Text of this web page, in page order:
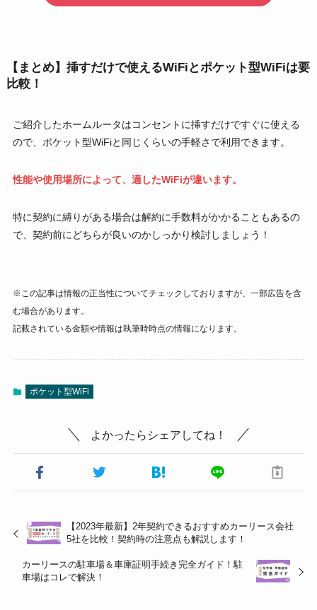
【まとめ】挿すだけで使えるWiFiとポケット型WiFiは要
比較！
ご紹介したホームルータはコンセントに挿すだけですぐに使える
ので、ポケット型WiFiと同じくらいの手軽さで利用できます。
性能や使用場所によって、適したWiFiが違います。
特に契約に縛りがある場合は解約に手数料がかかることもあるの
で、契約前にどちらが良いのかしっかり検討しましょう！
※この記事は情報の正当性についてチェックしておりますが、一部広告を含
む場合があります。
記載されている金額や情報は執筆時時点の情報になります。
ポケット型WiFi
よかったらシェアしてね！
【2023年最新】2年契約できるおすすめカーリース会社
5社を比較！契約時の注意点も解説します！
カーリースの駐車場＆車庫証明手続き完全ガイド！駐
車場はコレで解決！